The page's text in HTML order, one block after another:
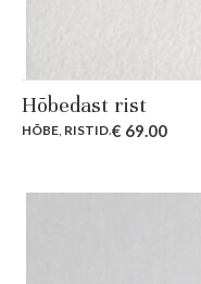
Hõbedast rist
HÕBE, RISTID.€ 69.00